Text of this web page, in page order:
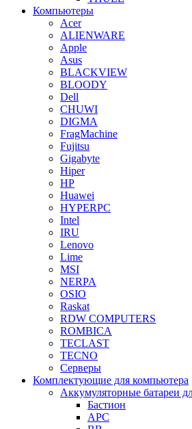
Компьютеры
Acer
ALIENWARE
Apple
Asus
BLACKVIEW
BLOODY
Dell
CHUWI
DIGMA
FragMachine
Fujitsu
Gigabyte
Hiper
HP
Huawei
HYPERPC
Intel
IRU
Lenovo
Lime
MSI
NERPA
OSIO
Raskat
RDW COMPUTERS
ROMBICA
TECLAST
TECNO
Серверы
Комплектующие для компьютера
Аккумуляторные батареи
Бастион
APC